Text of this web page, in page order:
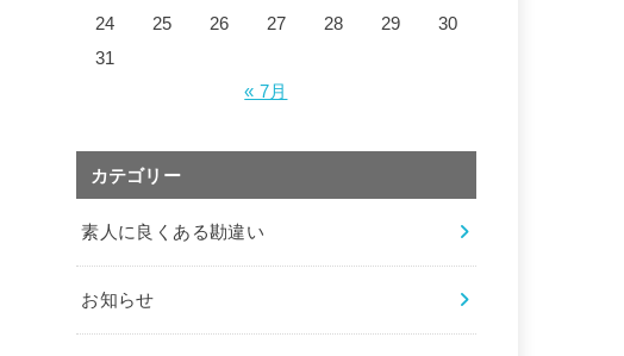
24
25 26 27 28 29
30
31
« 7月
カテゴリー
素人に良くある勘違い
お知らせ